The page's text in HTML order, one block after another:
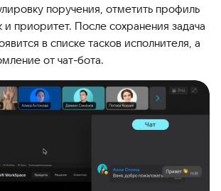
поручения, отметить профиль
и приоритет. После сохранения задача
в списке тасков исполнителя, а
от чат-бота.